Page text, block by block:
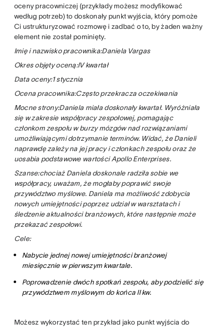
oceny pracowniczej (przykłady możesz modyfikować
według potrzeb) to doskonały punkt wyjścia, który pomoże
Ci ustrukturyzować rozmowę i zadbać o to, by żaden ważny
element nie został pominięty.
Imię i nazwisko pracownika:Daniela Vargas
Okres objęty oceną:IV kwartał
Data oceny:1 stycznia
Ocena pracownika:Często przekracza oczekiwania
Mocne strony:Daniela miała doskonały kwartał. Wyróżniała
się w zakresie współpracy zespołowej, pomagając
członkom zespołu w burzy mózgów nad rozwiązaniami
umożliwiającymi dotrzymanie terminów. Widać, że Danieli
naprawdę zależy na jej pracy i członkach zespołu oraz że
uosabia podstawowe wartości Apollo Enterprises.
Szanse:chociaż Daniela doskonale radziła sobie we
współpracy, uważam, że mogłaby poprawić swoje
przywództwo myślowe. Daniela ma możliwość zdobycia
nowych umiejętności poprzez udział w warsztatach i
śledzenie aktualności branżowych, które następnie może
przekazać zespołowi.
Cele:
Nabycie jednej nowej umiejętności branżowej
miesięcznie w pierwszym kwartale.
Poprowadzenie dwóch spotkań zespołu, aby podzielić się
przywództwem myślowym do końca II kw.
Możesz wykorzystać ten przykład jako punkt wyjścia do